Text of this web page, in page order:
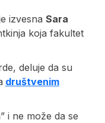
izvesna Sara
koja fakultet
deluje da su
društvenim
i ne može da se